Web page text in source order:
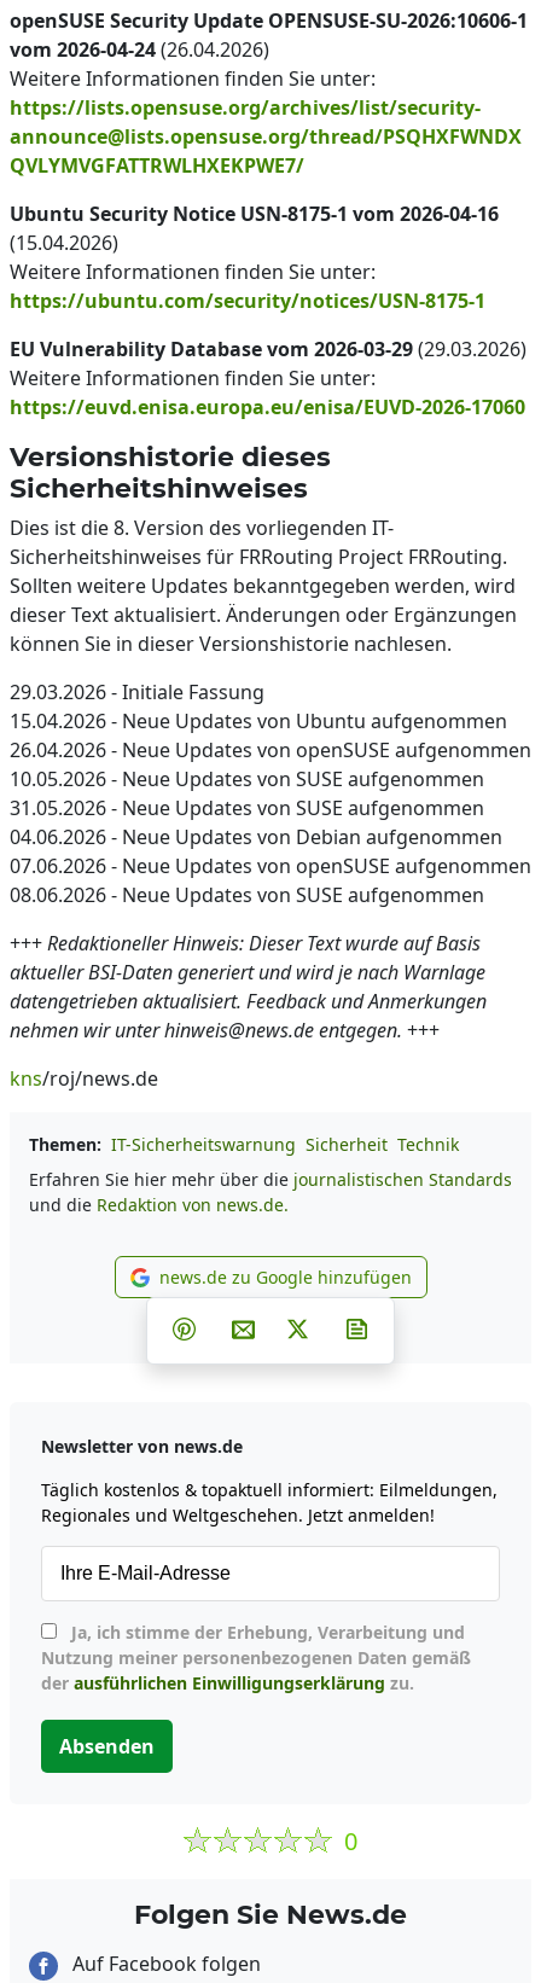
openSUSE Security Update OPENSUSE-SU-2026:10606-1
vom 2026-04-24(26.04.2026)
Weitere Informationen finden Sie unter:
https://lists.opensuse.org/archives/list/security-
announce@lists.opensuse.org/thread/PSQHXFWNDX
QVLYMVGFATTRWLHXEKPWE7/
Ubuntu Security Notice USN-8175-1 vom 2026-04-16
(15.04.2026)
Weitere Informationen finden Sie unter:
https://ubuntu.com/security/notices/USN-8175-1
EU Vulnerability Database vom 2026-03-29(29.03.2026)
Weitere Informationen finden Sie unter:
https://euvd.enisa.europa.eu/enisa/EUVD-2026-17060
Versionshistorie dieses
Sicherheitshinweises
Dies ist die 8. Version des vorliegenden IT-
Sicherheitshinweises für FRRouting Project FRRouting.
Sollten weitere Updates bekanntgegeben werden, wird
dieser Text aktualisiert. Änderungen oder Ergänzungen
können Sie in dieser Versionshistorie nachlesen.
29.03.2026 - Initiale Fassung
15.04.2026 - Neue Updates von Ubuntu aufgenommen
26.04.2026 - Neue Updates von openSUSE aufgenommen
10.05.2026 - Neue Updates von SUSE aufgenommen
31.05.2026 - Neue Updates von SUSE aufgenommen
04.06.2026 - Neue Updates von Debian aufgenommen
07.06.2026 - Neue Updates von openSUSE aufgenommen
08.06.2026 - Neue Updates von SUSE aufgenommen
+++Redaktioneller Hinweis: Dieser Text wurde auf Basis
aktueller BSI-Daten generiert und wird je nach Warnlage
datengetrieben aktualisiert. Feedback und Anmerkungen
nehmen wir unter hinweis@news.de entgegen. +++
kns/roj/news.de
Themen: IT-Sicherheitswarnung Sicherheit Technik
Erfahren Sie hier mehr über die journalistischen Standards
und die Redaktion von news.de.
news.de zu Google
news.de zu Google hinzufügen
Teilen auf Facebook
Teilen auf Whatsapp
Teilen auf Telegram
Teilen auf Pinterest
Per E-Mail teilen
Post auf X
Newsletter von news.de
Täglich kostenlos & topaktuell informiert: Eilmeldungen,
Regionales und Weltgeschehen. Jetzt anmelden!
Nutzung meiner personenbezogenen Daten gemäß
der ausführlichen Einwilligungserklärung zu.
Absenden
0
Folgen Sie News.de
Auf Facebook folgen